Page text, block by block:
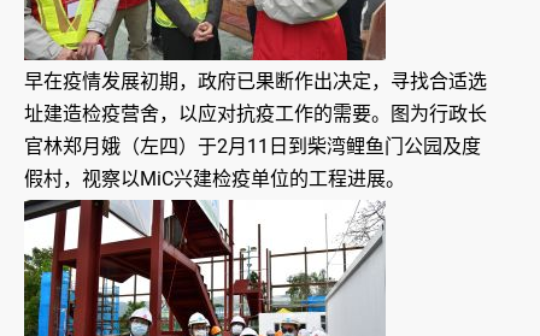
早在疫情发展初期，政府已果断作出决定，寻找合适选
址建造检疫营舍，以应对抗疫工作的需要。图为行政长
官林郑月娥（左四）于2月11日到柴湾鲤鱼门公园及度
假村，视察以MiC兴建检疫单位的工程进展。